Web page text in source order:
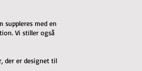
suppleres med en
Vi stiller også
der er designet til